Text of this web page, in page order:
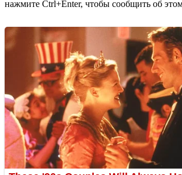
нажмите Ctrl+Enter, чтобы сообщить об